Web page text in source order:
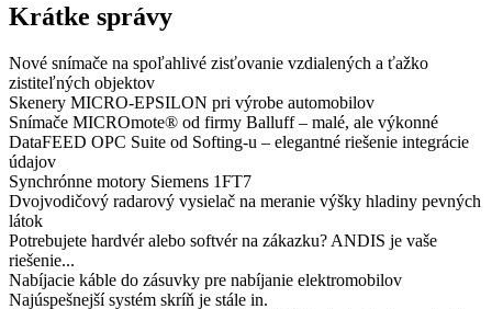
Krátke správy
Nové snímače na spoľahlivé zisťovanie vzdialených a ťažko
zistiteľných objektov
Skenery MICRO-EPSILON pri výrobe automobilov
Snímače MICROmote® od firmy Balluff – malé, ale výkonné
DataFEED OPC Suite od Softing-u – elegantné riešenie integrácie
údajov
Synchrónne motory Siemens 1FT7
Dvojvodičový radarový vysielač na meranie výšky hladiny pevných
látok
Potrebujete hardvér alebo softvér na zákazku? ANDIS je vaše
riešenie...
Nabíjacie káble do zásuvky pre nabíjanie elektromobilov
Najúspešnejší systém skríň je stále in.